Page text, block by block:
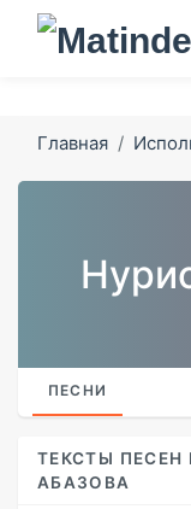
Главная
ПЕСНИ
ТЕКСТЫ
АБАЗОВА